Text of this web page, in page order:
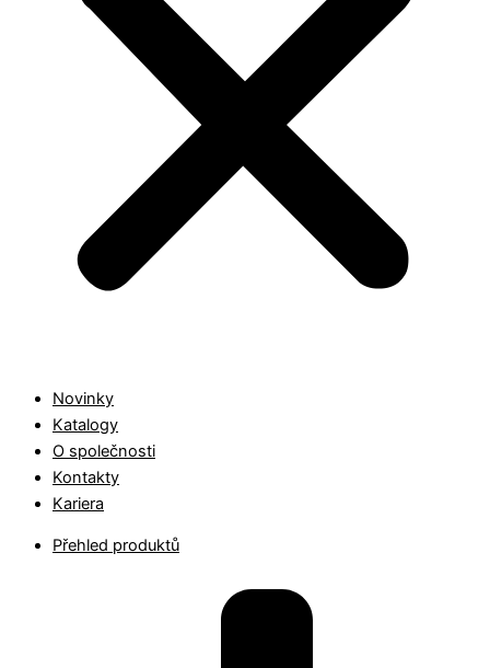
Novinky
Katalogy
O společnosti
Kontakty
Kariera
Přehled produktů